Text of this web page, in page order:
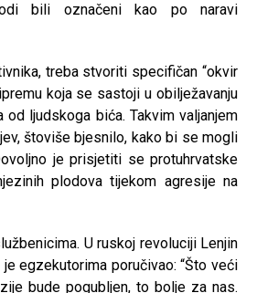
bili označeni kao po naravi
treba stvoriti specifičan “okvir
koja se sastoji u obilježavanju
od ljudskoga bića. Takvim valjanjem
štoviše bjesnilo, kako bi se mogli
je prisjetiti se protuhrvatske
plodova tijekom agresije na
U ruskoj revoluciji Lenjin
egzekutorima poručivao: “Što veći
bude pogubljen, to bolje za nas.